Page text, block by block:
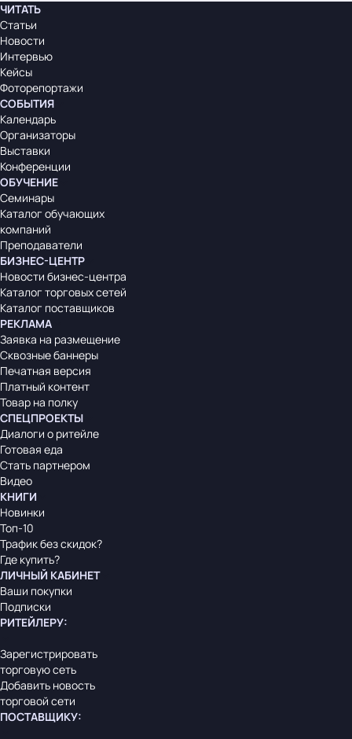
ЧИТАТЬ
Статьи
Новости
Интервью
Кейсы
Фоторепортажи
СОБЫТИЯ
Календарь
Организаторы
Выставки
Конференции
ОБУЧЕНИЕ
Семинары
Каталог обучающих
компаний
Преподаватели
БИЗНЕС-ЦЕНТР
Новости бизнес-центра
Каталог торговых сетей
Каталог поставщиков
РЕКЛАМА
Заявка на размещение
Сквозные баннеры
Печатная версия
Платный контент
Товар на полку
СПЕЦПРОЕКТЫ
Диалоги о ритейле
Готовая еда
Стать партнером
Видео
КНИГИ
Новинки
Топ-10
Трафик без скидок?
Где купить?
ЛИЧНЫЙ КАБИНЕТ
Ваши покупки
Подписки
РИТЕЙЛЕРУ:
Зарегистрировать
торговую сеть
Добавить новость
торговой сети
ПОСТАВЩИКУ: